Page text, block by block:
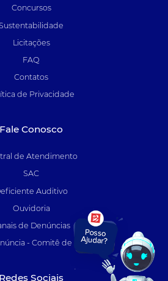
Concursos
Licitações
FAQ
Contatos
de Privacidade
Fale Conosco
de Atendimento
SAC
Auditivo
Ouvidoria
de Denúncias
- Comitê de Auditoria
Redes Sociais